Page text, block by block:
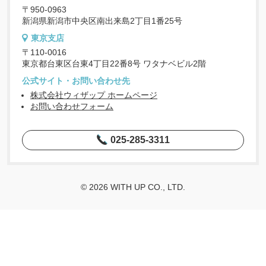
〒950-0963
新潟県新潟市中央区南出来島2丁目1番25号
東京支店
〒110-0016
東京都台東区台東4丁目22番8号 ワタナベビル2階
公式サイト・お問い合わせ先
株式会社ウィザップ ホームページ
お問い合わせフォーム
025-285-3311
© 2026 WITH UP CO., LTD.